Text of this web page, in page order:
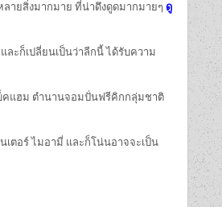
ลายสิ่งมากมาย ที่น่าดึงดูดมากมายๆ ดู
ละก็เปลี่ยนเป็นว่าลีกนี้ ได้รับความ
บ็คแฮม ตำนานจอมปั่นฟรีคิกกลุ่มชาติ
ตอร์ ไมอามี่ และก็โน่นอาจจะเป็น